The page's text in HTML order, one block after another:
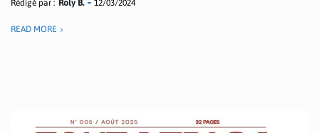
Rédigé par : Roly B. 12/03/2024
READ MORE